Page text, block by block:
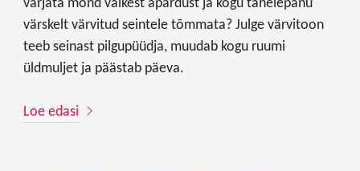
värskelt värvitud seintele tõmmata? Julge värvitoon
teeb seinast pilgupüüdja, muudab kogu ruumi
üldmuljet ja päästab päeva.
Loe edasi